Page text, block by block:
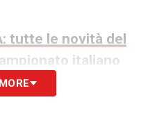
tutte le novità del
italiano
alla Ferguson